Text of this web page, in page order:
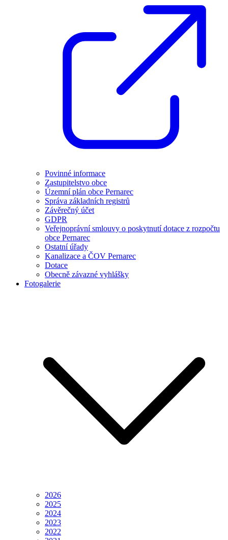
Povinné informace
Zastupitelstvo obce
Územní plán obce Pernarec
Správa základních registrů
Závěrečný účet
GDPR
Veřejnoprávní smlouvy o poskytnutí dotace z rozpočtu
obce Pernarec
Ostatní úřady
Kanalizace a ČOV Pernarec
Dotace
Obecně závazné vyhlášky
Fotogalerie
2026
2025
2024
2023
2022